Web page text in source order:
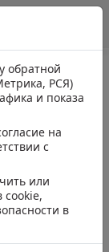
обратной
РСЯ)
и показа
на
с
или
cookie,
в